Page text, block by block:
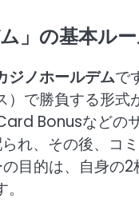
」の基本ル
ジノホールデムで
）で勝負する形
Bonusなどの
れ、その後、コ
目的は、自身の